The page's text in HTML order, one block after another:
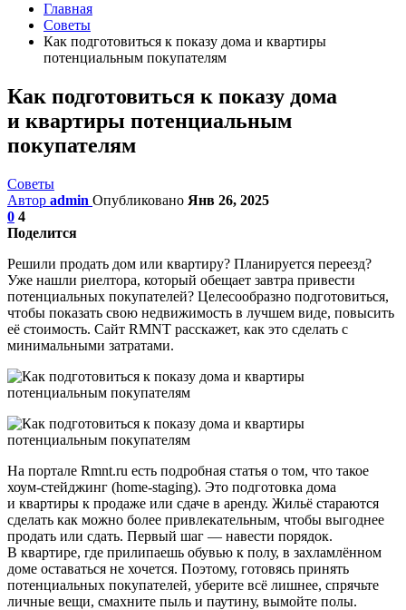
Главная
Советы
Как подготовиться к показу дома и квартиры
потенциальным покупателям
Как подготовиться к показу дома
и квартиры потенциальным
покупателям
Советы
Автор admin Опубликовано Янв 26, 2025
0 4
Поделится
Решили продать дом или квартиру? Планируется переезд?
Уже нашли риелтора, который обещает завтра привести
потенциальных покупателей? Целесообразно подготовиться,
чтобы показать свою недвижимость в лучшем виде, повысить
её стоимость. Сайт RMNT расскажет, как это сделать с
минимальными затратами.
На портале Rmnt.ru есть подробная статья о том, что такое
хоум-стейджинг (home-staging). Это подготовка дома
и квартиры к продаже или сдаче в аренду. Жильё стараются
сделать как можно более привлекательным, чтобы выгоднее
продать или сдать. Первый шаг — навести порядок.
В квартире, где прилипаешь обувью к полу, в захламлённом
доме оставаться не хочется. Поэтому, готовясь принять
потенциальных покупателей, уберите всё лишнее, спрячьте
личные вещи, смахните пыль и паутину, вымойте полы.